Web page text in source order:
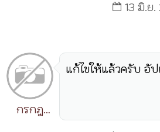
13 มิ.ย
กรกฎ
แก้ไขให้แล้วครับ อั